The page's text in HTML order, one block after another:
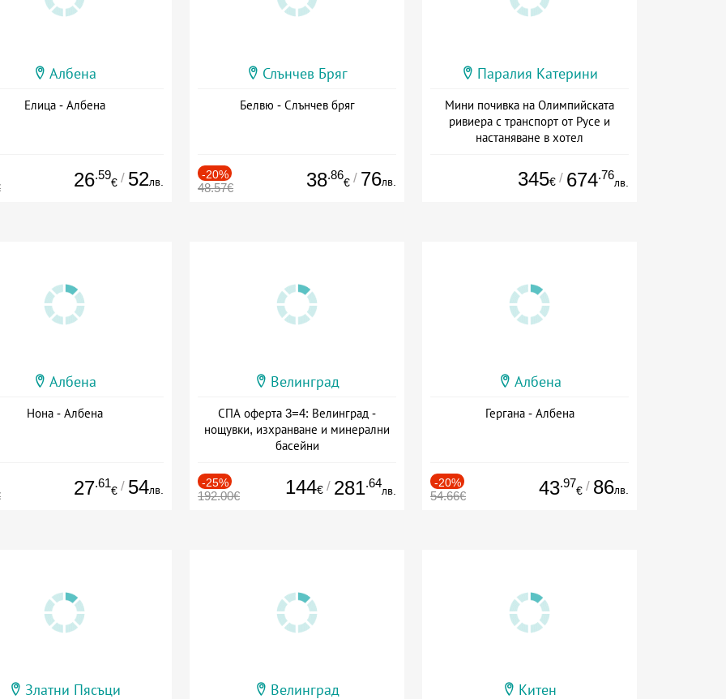
Албена
Елица - Албена
26.59
€ / 52лв.
Слънчев Бряг
Белвю - Слънчев бряг
-20%
48.57€ 38.86
€ / 76лв.
Паралия Катерини
Мини почивка на Олимпийската
ривиера с транспорт от Русе и
настаняване в хотел
345€ / 674.76
лв.
Албена
Нона - Албена
27.61
€ / 54лв.
Велинград
СПА оферта 3=4: Велинград -
нощувки, изхранване и минерални
басейни
-25%
192.00€ 144€ / 281.64
лв.
Албена
Гергана - Албена
-20%
54.66€ 43.97
€ / 86лв.
Златни Пясъци Велинград Китен